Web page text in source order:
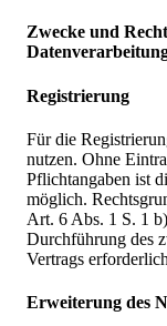
Zwecke und
Registrierung
Für die
nutzen. Ohne
Pflichtangaben ist
möglich.
Art. 6 Abs. 1 S. 1
Durchführung des
Vertrags
Erweiterung des